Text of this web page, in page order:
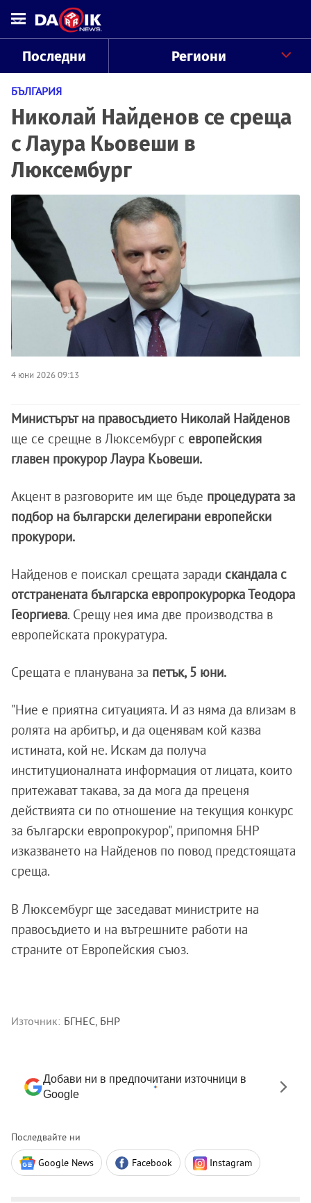
Последни Региони
БЪЛГАРИЯ
Николай Найденов се среща
с Лаура Кьовеши в
Люксембург
4 юни 2026 09:13
Министърът на правосъдието Николай Найденов
ще се срещне в Люксембург с европейския
главен прокурор Лаура Кьовеши.
Акцент в разговорите им ще бъде процедурата за
подбор на български делегирани европейски
прокурори.
Найденов е поискал срещата заради скандала с
отстранената българска европрокурорка Теодора
Георгиева. Срещу нея има две производства в
европейската прокуратура.
Срещата е планувана за петък, 5 юни.
"Ние е приятна ситуацията. И аз няма да влизам в
ролята на арбитър, и да оценявам кой казва
истината, кой не. Искам да получа
институционалната информация от лицата, които
притежават такава, за да мога да преценя
действията си по отношение на текущия конкурс
за български европрокурор", припомня БНР
изказването на Найденов по повод предстоящата
среща.
В Люксембург ще заседават министрите на
правосъдието и на вътрешните работи на
страните от Европейския съюз.
Източник: БГНЕС, БНР
Добави ни в предпочитани източници в
Google
Последвайте ни
Google News Facebook Instagram